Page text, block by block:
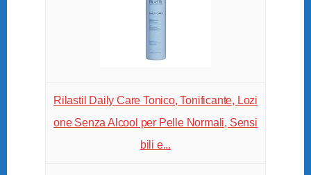
Rilastil Daily Care Tonico, Tonificante, Lozi
one Senza Alcool per Pelle Normali, Sensi
bili e...